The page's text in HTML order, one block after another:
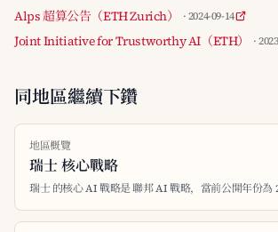
Alps 超算公告（ETH Zurich） · 2024-09-14
Joint Initiative for Trustworthy AI（ETH） ·
同地區繼續下鑽
地區概覽
瑞士 核心戰略
瑞士 的核心 AI 戰略是 聯邦 AI 戰略，當前公開年份為